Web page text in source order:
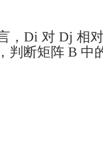
， Di 对 Dj 相
判断矩阵 B 中